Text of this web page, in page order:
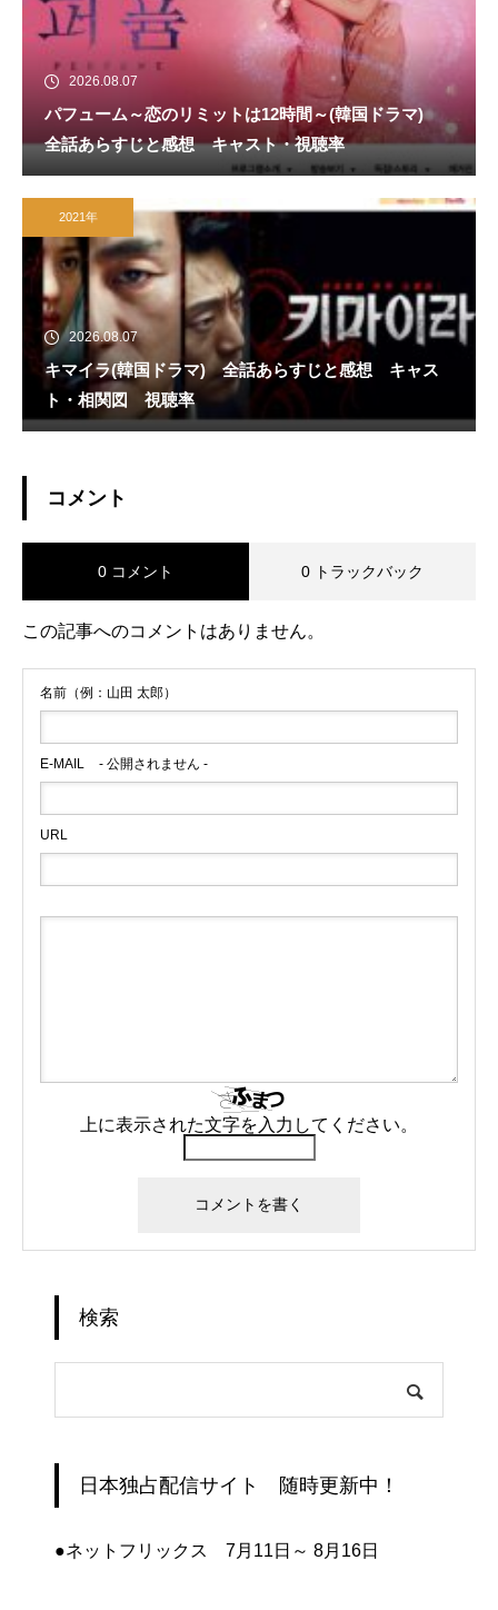
2026.08.07
パフューム～恋のリミットは12時間～(韓国ドラマ)
全話あらすじと感想 キャスト・視聴率
2021年
2026.08.07
キマイラ(韓国ドラマ) 全話あらすじと感想 キャス
ト・相関図 視聴率
コメント
0 コメント 0 トラックバック
この記事へのコメントはありません。
名前（例：山田 太郎）
E-MAIL - 公開されません -
URL
上に表示された文字を入力してください。
検索
日本独占配信サイト 随時更新中！
●ネットフリックス 7月11日～ 8月16日